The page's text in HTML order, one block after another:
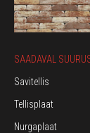
SAADAVAL
Savitellis
Tellisplaat
Nurgaplaat